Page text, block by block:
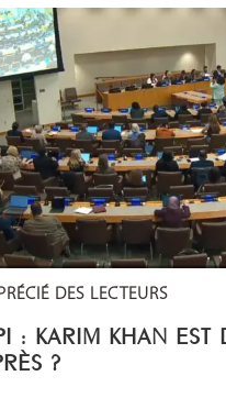
DES LECTEURS
: KARIM KHAN EST
?